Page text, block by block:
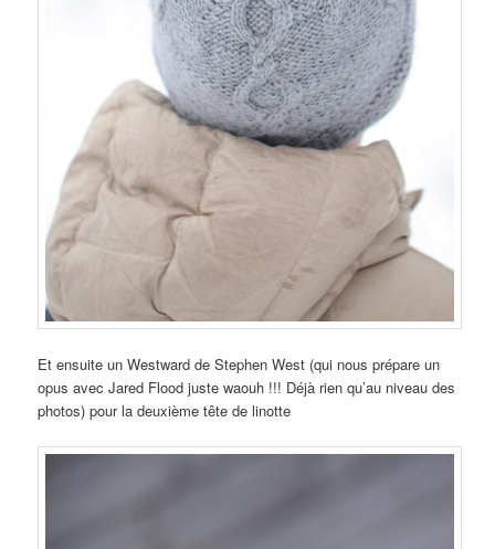
Et ensuite un Westward de Stephen West (qui nous prépare un
opus avec Jared Flood juste waouh !!! Déjà rien qu’au niveau des
photos) pour la deuxième tête de linotte